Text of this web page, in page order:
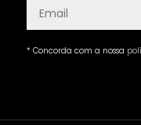
* Concorda com a nossa